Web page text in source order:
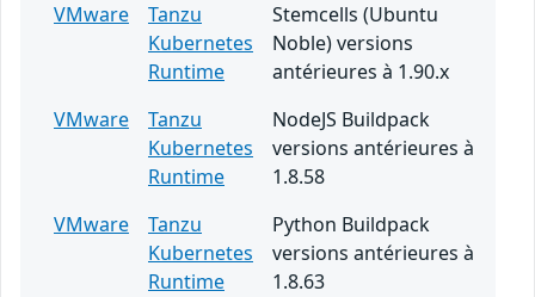
VMware
Tanzu
Kubernetes
Runtime
Stemcells (Ubuntu
Noble) versions
antérieures à 1.90.x
VMware
Tanzu
Kubernetes
Runtime
NodeJS Buildpack
versions antérieures à
1.8.58
VMware
Tanzu
Kubernetes
Runtime
Python Buildpack
versions antérieures à
1.8.63